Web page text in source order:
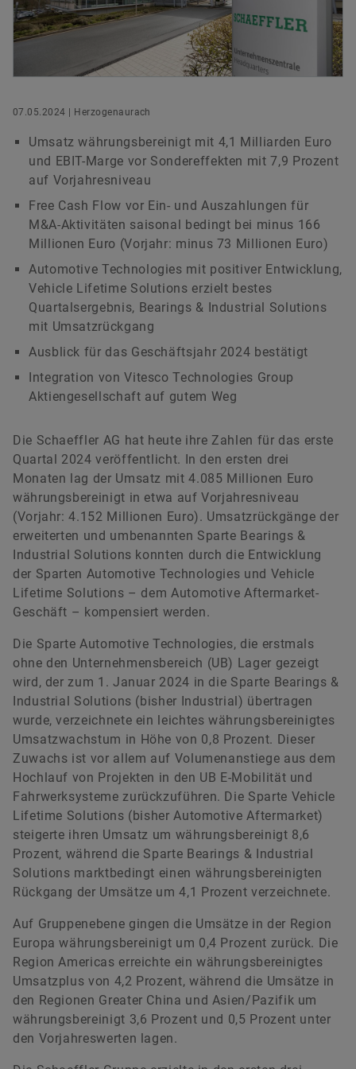
Digitale Lösungen
Events & Formula Student
Social News
Leiter Konzernkommunikation & Public Affairs
Herzogenaurach
+49 9132 82 8901
Matthias Herms
Schaeffler AG
Herzogenaurach
+49 9132 82 3714
matthias.herms@schaeffler.com
Renata Casaro
Head of Investor Relations
Schaeffler AG
Herzogenaurach
+49 9132 82 4440
Jetzt bestellen
07.05.2024 | Herzogenaurach
Umsatz währungsbereinigt mit 4,1 Milliarden Euro
und EBIT-Marge vor Sondereffekten mit 7,9 Prozent
auf Vorjahresniveau
Free Cash Flow vor Ein- und Auszahlungen für
M&A-Aktivitäten saisonal bedingt bei minus 166
Millionen Euro (Vorjahr: minus 73 Millionen Euro)
Automotive Technologies mit positiver Entwicklung,
Vehicle Lifetime Solutions erzielt bestes
Quartalsergebnis, Bearings & Industrial Solutions
mit Umsatzrückgang
Ausblick für das Geschäftsjahr 2024 bestätigt
Integration von Vitesco Technologies Group
Aktiengesellschaft auf gutem Weg
Die Schaeffler AG hat heute ihre Zahlen für das erste
Quartal 2024 veröffentlicht. In den ersten drei
Monaten lag der Umsatz mit 4.085 Millionen Euro
währungsbereinigt in etwa auf Vorjahresniveau
(Vorjahr: 4.152 Millionen Euro). Umsatzrückgänge der
erweiterten und umbenannten Sparte Bearings &
Industrial Solutions konnten durch die Entwicklung
der Sparten Automotive Technologies und Vehicle
Lifetime Solutions – dem Automotive Aftermarket-
Geschäft – kompensiert werden.
Die Sparte Automotive Technologies, die erstmals
ohne den Unternehmensbereich (UB) Lager gezeigt
wird, der zum 1. Januar 2024 in die Sparte Bearings &
Industrial Solutions (bisher Industrial) übertragen
wurde, verzeichnete ein leichtes währungsbereinigtes
Umsatzwachstum in Höhe von 0,8 Prozent. Dieser
Zuwachs ist vor allem auf Volumenanstiege aus dem
Hochlauf von Projekten in den UB E-Mobilität und
Fahrwerksysteme zurückzuführen. Die Sparte Vehicle
Lifetime Solutions (bisher Automotive Aftermarket)
steigerte ihren Umsatz um währungsbereinigt 8,6
Prozent, während die Sparte Bearings & Industrial
Solutions marktbedingt einen währungsbereinigten
Rückgang der Umsätze um 4,1 Prozent verzeichnete.
Auf Gruppenebene gingen die Umsätze in der Region
Europa währungsbereinigt um 0,4 Prozent zurück. Die
Region Americas erreichte ein währungsbereinigtes
Umsatzplus von 4,2 Prozent, während die Umsätze in
den Regionen Greater China und Asien/Pazifik um
währungsbereinigt 3,6 Prozent und 0,5 Prozent unter
den Vorjahreswerten lagen.